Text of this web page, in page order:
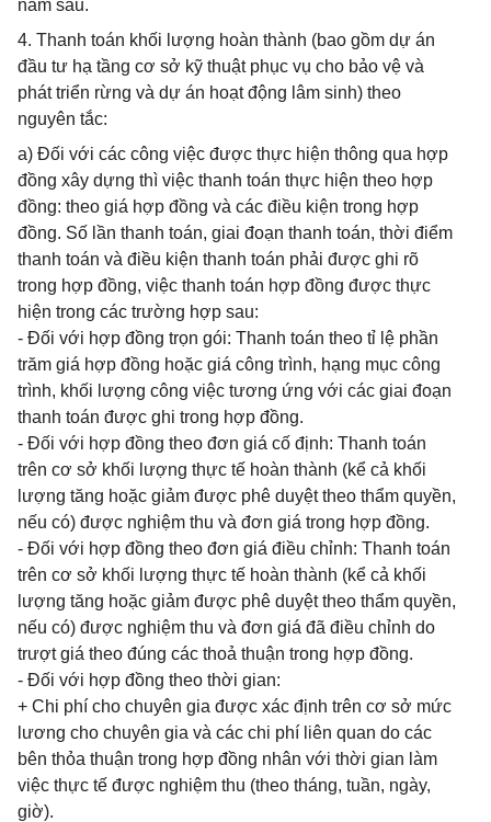
năm sau.
4. Thanh toán khối lượng hoàn thành (bao gồm dự án
đầu tư hạ tầng cơ sở kỹ thuật phục vụ cho bảo vệ và
phát triển rừng và dự án hoạt động lâm sinh) theo
nguyên tắc:
a) Đối với các công việc được thực hiện thông qua hợp
đồng xây dựng thì việc thanh toán thực hiện theo hợp
đồng: theo giá hợp đồng và các điều kiện trong hợp
đồng. Số lần thanh toán, giai đoạn thanh toán, thời điểm
thanh toán và điều kiện thanh toán phải được ghi rõ
trong hợp đồng, việc thanh toán hợp đồng được thực
hiện trong các trường hợp sau:
- Đối với hợp đồng trọn gói: Thanh toán theo tỉ lệ phần
trăm giá hợp đồng hoặc giá công trình, hạng mục công
trình, khối lượng công việc tương ứng với các giai đoạn
thanh toán được ghi trong hợp đồng.
- Đối với hợp đồng theo đơn giá cố định: Thanh toán
trên cơ sở khối lượng thực tế hoàn thành (kể cả khối
lượng tăng hoặc giảm được phê duyệt theo thẩm quyền,
nếu có) được nghiệm thu và đơn giá trong hợp đồng.
- Đối với hợp đồng theo đơn giá điều chỉnh: Thanh toán
trên cơ sở khối lượng thực tế hoàn thành (kể cả khối
lượng tăng hoặc giảm được phê duyệt theo thẩm quyền,
nếu có) được nghiệm thu và đơn giá đã điều chỉnh do
trượt giá theo đúng các thoả thuận trong hợp đồng.
- Đối với hợp đồng theo thời gian:
+ Chi phí cho chuyên gia được xác định trên cơ sở mức
lương cho chuyên gia và các chi phí liên quan do các
bên thỏa thuận trong hợp đồng nhân với thời gian làm
việc thực tế được nghiệm thu (theo tháng, tuần, ngày,
giờ).